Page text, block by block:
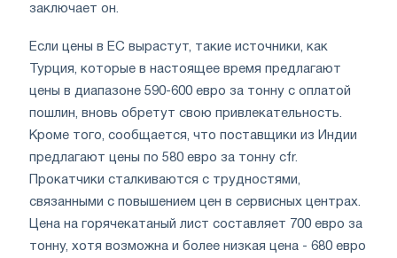
заключает он.
Если цены в ЕС вырастут, такие источники, как
Турция, которые в настоящее время предлагают
цены в диапазоне 590-600 евро за тонну с оплатой
пошлин, вновь обретут свою привлекательность.
Кроме того, сообщается, что поставщики из Индии
предлагают цены по 580 евро за тонну cfr.
Прокатчики сталкиваются с трудностями,
связанными с повышением цен в сервисных центрах.
Цена на горячекатаный лист составляет 700 евро за
тонну, хотя возможна и более низкая цена - 680 евро